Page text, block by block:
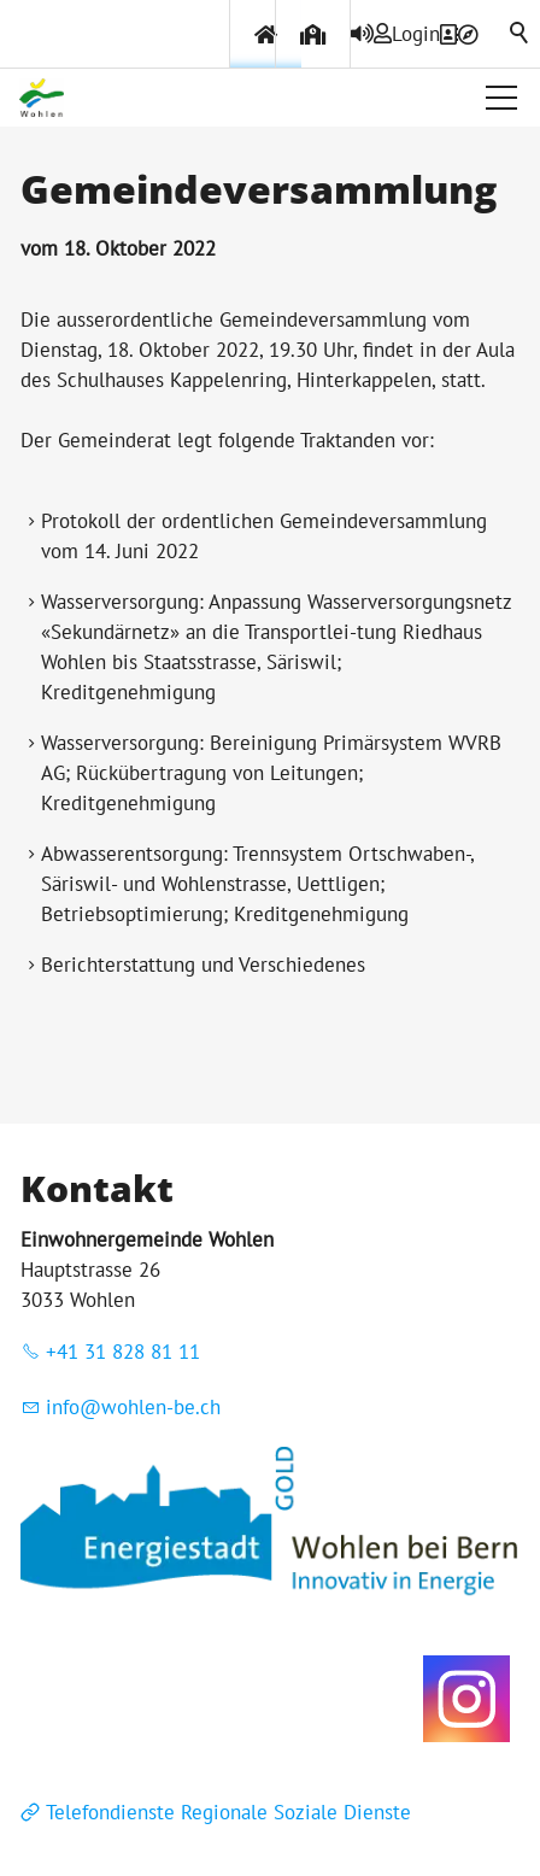
Login
Über Wohlen
Politik & Verwaltung
Themen & Services
Gemeindeversammlung
vom 18. Oktober 2022
Die ausserordentliche Gemeindeversammlung vom
Dienstag, 18. Oktober 2022, 19.30 Uhr, findet in der Aula
des Schulhauses Kappelenring, Hinterkappelen, statt.
Der Gemeinderat legt folgende Traktanden vor:
Protokoll der ordentlichen Gemeindeversammlung
vom 14. Juni 2022
Wasserversorgung: Anpassung Wasserversorgungsnetz
«Sekundärnetz» an die Transportlei-tung Riedhaus
Wohlen bis Staatsstrasse, Säriswil;
Kreditgenehmigung
Wasserversorgung: Bereinigung Primärsystem WVRB
AG; Rückübertragung von Leitungen;
Kreditgenehmigung
Abwasserentsorgung: Trennsystem Ortschwaben-,
Säriswil- und Wohlenstrasse, Uettligen;
Betriebsoptimierung; Kreditgenehmigung
Berichterstattung und Verschiedenes
Kontakt
Einwohnergemeinde Wohlen
Hauptstrasse 26
3033 Wohlen
+41 31 828 81 11
nf w hl n-b ch
Telefondienste Regionale Soziale Dienste